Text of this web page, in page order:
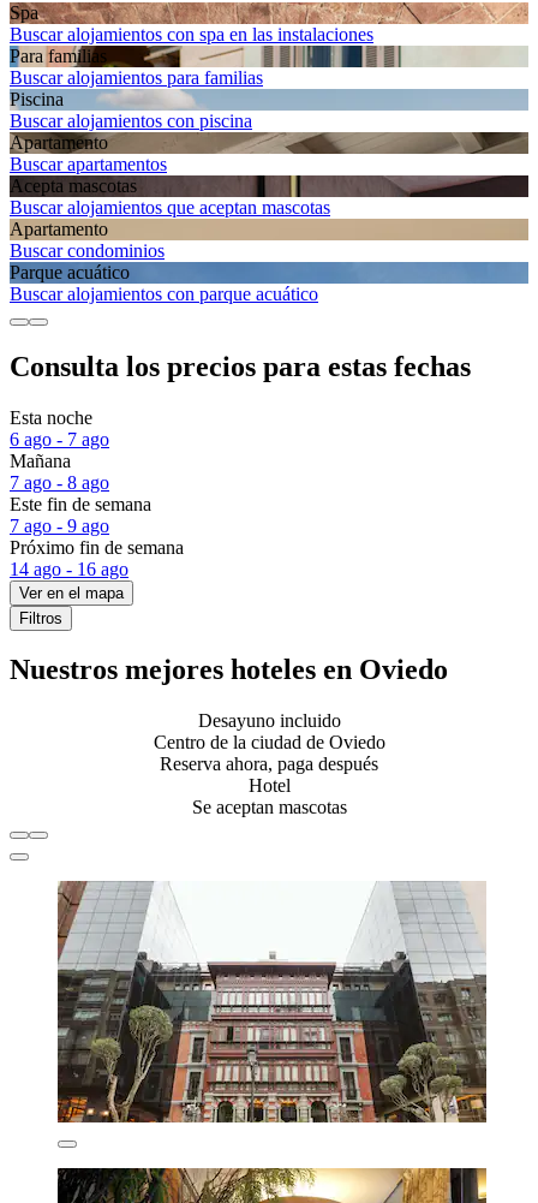
Spa
Buscar alojamientos con spa en las instalaciones
Para familias
Buscar alojamientos para familias
Piscina
Buscar alojamientos con piscina
Apartamento
Buscar apartamentos
Acepta mascotas
Buscar alojamientos que aceptan mascotas
Apartamento
Buscar condominios
Parque acuático
Buscar alojamientos con parque acuático
Consulta los precios para estas fechas
Esta noche
6 ago - 7 ago
Mañana
7 ago - 8 ago
Este fin de semana
7 ago - 9 ago
Próximo fin de semana
14 ago - 16 ago
Ver en el mapa
Filtros
Nuestros mejores hoteles en Oviedo
Desayuno incluido
Centro de la ciudad de Oviedo
Reserva ahora, paga después
Hotel
Se aceptan mascotas